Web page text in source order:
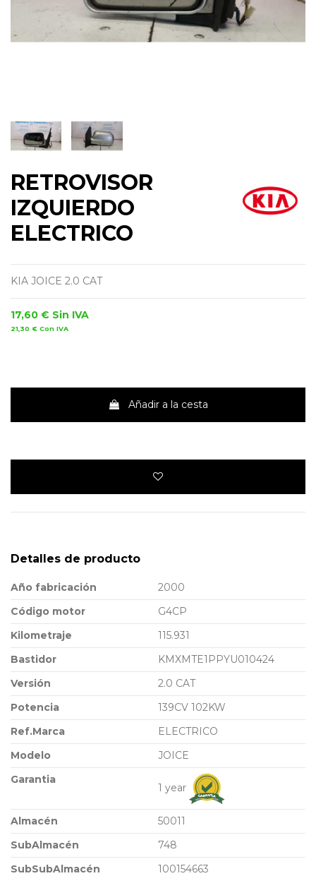
RETROVISOR
IZQUIERDO
ELECTRICO
KIA JOICE 2.0 CAT
17,60 € Sin IVA
21,30 € Con IVA
Añadir a la cesta
Detalles de producto
Año fabricación
2000
Código motor
G4CP
Kilometraje
115.931
Bastidor
KMXMTE1PPYU010424
Versión
2.0 CAT
Potencia
139CV 102KW
Ref.Marca
ELECTRICO
Modelo
JOICE
Garantia
1 year
Almacén
50011
SubAlmacén
748
SubSubAlmacén
100154663